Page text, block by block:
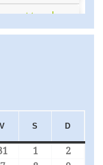
V VENDREDI
S SAMEDI
D
2026
31 juillet 2026
1 1 août 2026
2